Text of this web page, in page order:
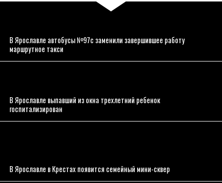
В Ярославле автобусы №97с заменили завершившее работу
маршрутное такси
В Ярославле выпавший из окна трехлетний ребенок
госпитализирован
В Ярославле в Крестах появится семейный мини-сквер